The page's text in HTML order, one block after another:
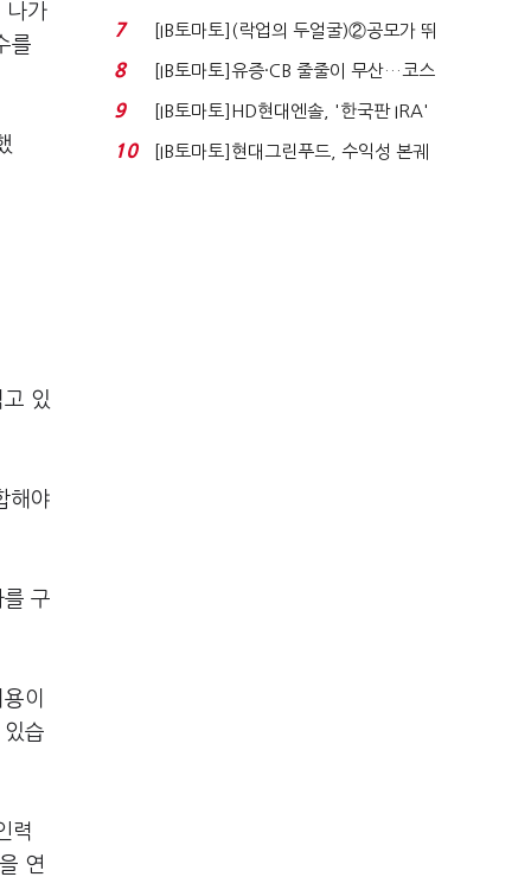
나가
를
있
해야
구
이
습
력
연
80% 개선…현실...
7
[IB토마토](락업의 두얼굴)②공모가 뛰
자 첫날 매도…FI ...
8
[IB토마토]유증·CB 줄줄이 무산…코스
닥 벌점 급증에 ...
9
[IB토마토]HD현대엔솔, '한국판 IRA'
수혜 부상…세액공...
10
[IB토마토]현대그린푸드, 수익성 본궤